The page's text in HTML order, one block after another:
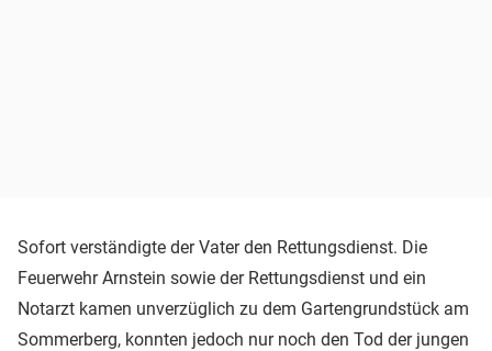
Sofort verständigte der Vater den Rettungsdienst. Die
Feuerwehr Arnstein sowie der Rettungsdienst und ein
Notarzt kamen unverzüglich zu dem Gartengrundstück am
Sommerberg, konnten jedoch nur noch den Tod der jungen